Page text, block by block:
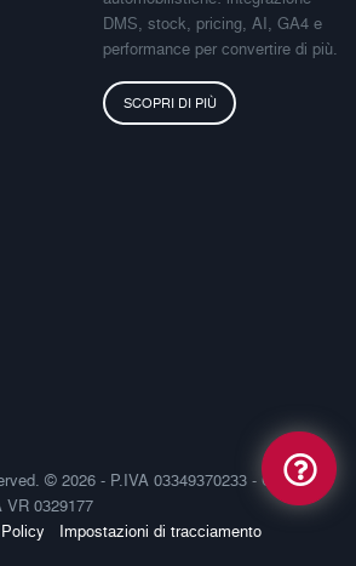
DMS, stock, pricing, AI, GA4 e
performance per convertire di più.
SCOPRI DI PIÙ
© 2026 - P.IVA 03349370233 - Cap-
0329177
Impostazioni di tracciamento